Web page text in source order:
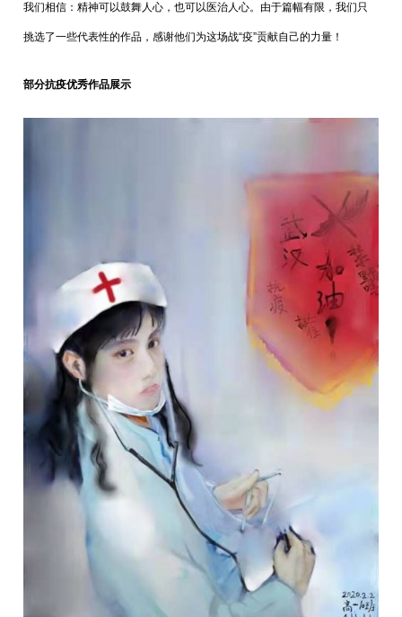
我们相信：精神可以鼓舞人心，也可以医治人心。由于篇幅有限，我们只
挑选了一些代表性的作品，感谢他们为这场战“疫”贡献自己的力量！
部分抗疫优秀作品展示